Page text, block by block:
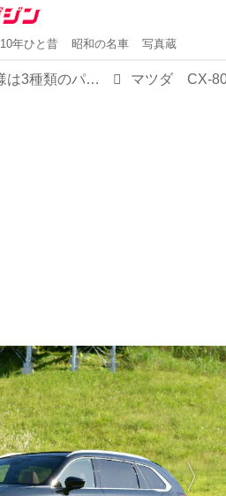
10年ひと昔 昭和の名車 写真蔵
待望の日本仕様は3種類のパワートレインで決定！マツダの新フラッグシップSUV「CX-80」はどこが新しい？ マツダ CX-